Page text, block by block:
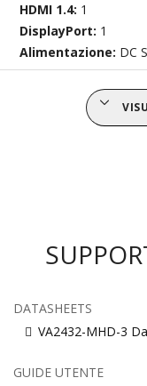
HDMI 1.4: 1
DisplayPort: 1
Alimentazione: DC
DATASHEETS
VA2432-MHD-3
GUIDE UTENTE